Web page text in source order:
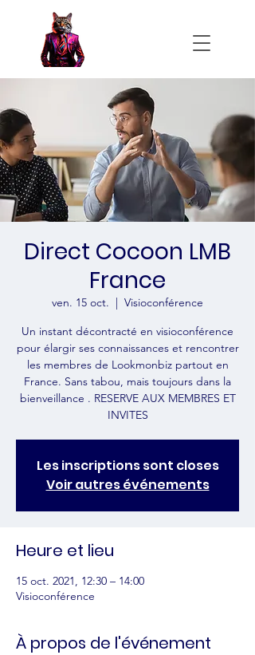
Direct Cocoon LMB
France
ven. 15 oct.
  |
Visioconférence
Un instant décontracté en visioconférence
pour élargir ses connaissances et rencontrer
les membres de Lookmonbiz partout en
France. Sans tabou, mais toujours dans la
bienveillance . RESERVE AUX MEMBRES ET
INVITES
Les inscriptions sont closes
Voir autres événements
Heure et lieu
15 oct. 2021, 12:30 – 14:00
Visioconférence
À propos de l'événement